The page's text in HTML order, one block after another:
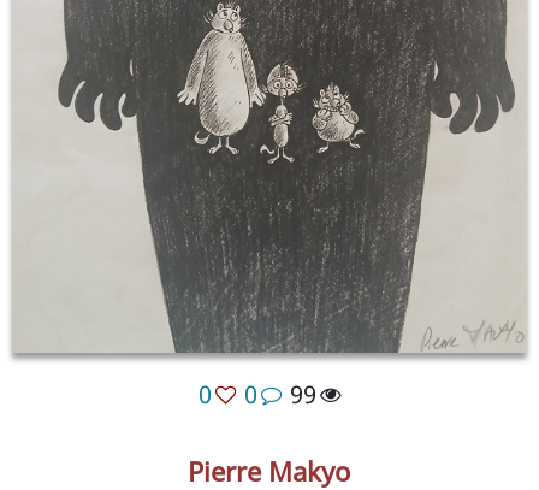
0 0 99
Pierre Makyo